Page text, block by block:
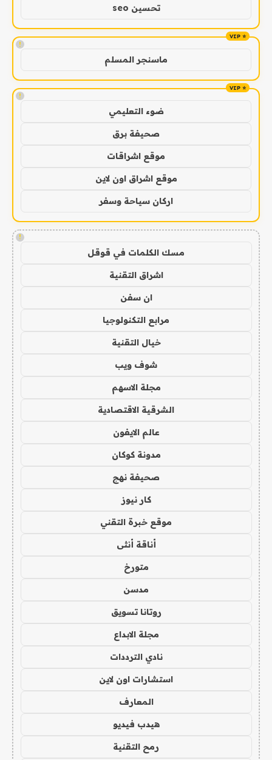
تحسين seo
!
ماسنجر المسلم
!
ضوء التعليمي
صحيفة برق
موقع اشراقات
موقع اشراق اون لاين
اركان سياحة وسفر
!
مسك الكلمات في قوقل
اشراق التقنية
ان سفن
مرابع التكنولوجيا
خيال التقنية
شوف ويب
مجلة الاسهم
الشرقية الاقتصادية
عالم الايفون
مدونة كوكان
صحيفة نهج
كار نيوز
موقع خبرة التقني
أناقة أنثى
متورخ
مدسن
روتانا تسويق
مجلة الابداع
نادي الترددات
استشارات اون لاين
المعارف
هيدب فيديو
رمح التقنية